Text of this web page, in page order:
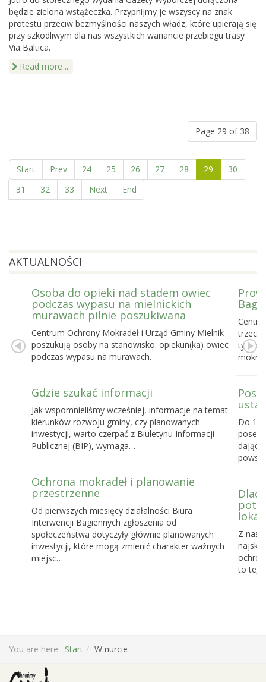
będzie zielona wstążeczka. Przypnijmy je wszyscy na znak
protestu przeciw bezmyślności naszych władz, które upierają się
przy szkodliwym dla nas wszystkich wariancie przebiegu trasy
Via Baltica.
Read more ...
Page 29 of 38
Start Prev 24 25 26 27 28 29
30
31
32 33 Next End
AKTUALNOŚCI
Osoba do opieki nad stadem owiec
podczas wypasu na mielnickich
murawach pilnie poszukiwana
Centrum Ochrony Mokradeł i Urząd Gminy Mielnik
poszukują osoby na stanowisko: opiekun(ka) owiec
podczas wypasu na murawach.
Gdzie szukać informacji
Jak wspomnieliśmy wcześniej, informacje na temat
kierunków rozwoju gminy, czy planowanych
inwestycji, warto czerpać z Biuletynu Informacji
Publicznej (BIP), wymaga…
Ochrona mokradeł i planowanie
przestrzenne
Od pierwszych miesięcy działalności Biura
Interwencji Bagiennych zgłoszenia od
społeczeństwa dotyczyły głównie planowanych
inwestycji, które mogą zmienić charakter ważnych
miejsc…
Do 16
Z
to te,
You are here: Start W nurcie